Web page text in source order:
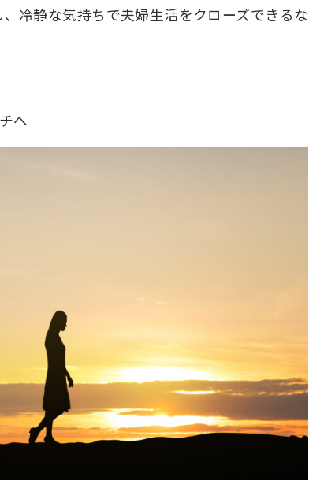
冷静な気持ちで夫婦生活をクローズできるな
へ